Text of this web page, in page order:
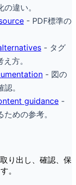
違い。
- PDF標準の
- タグ
方。
- 図の
。
guidance -
めの参考。
り出し、確認、保
。